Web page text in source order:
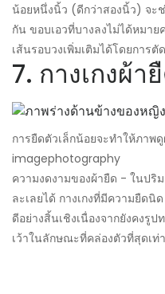
น้อยหนึ่งนิ้ว (ดีกว่าสองนิ้ว) จะ
กัน ขอบเอวที่บางลงไม่ได้หมา
เส้นรอบวงเพิ่มเติมได้โดยการ
7. กางเกงผ้า
การยืดตัวเล็กน้อยจะทำให้ภา
imagephotography
ความงดงามของผ้ายืด - ในป
ละเลยได้ กางเกงที่มีความยืดนิ
ดีอย่างสิ้นเชิงเนื่องจากยังคงรู
เว้าในลักษณะที่คล่องตัวที่สุดเท่